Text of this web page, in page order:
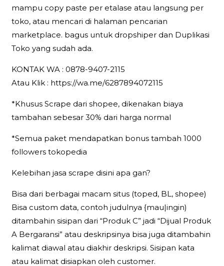
mampu copy paste per etalase atau langsung per
toko, atau mencari di halaman pencarian
marketplace. bagus untuk dropshiper dan Duplikasi
Toko yang sudah ada.
KONTAK WA : 0878-9407-2115
Atau Klik : https://wa.me/6287894072115
*Khusus Scrape dari shopee, dikenakan biaya
tambahan sebesar 30% dari harga normal
*Semua paket mendapatkan bonus tambah 1000
followers tokopedia
Kelebihan jasa scrape disini apa gan?
Bisa dari berbagai macam situs (toped, BL, shopee)
Bisa custom data, contoh judulnya {mau|ingin)
ditambahin sisipan dari “Produk C” jadi “Dijual Produk
A Bergaransi” atau deskripsinya bisa juga ditambahin
kalimat diawal atau diakhir deskripsi. Sisipan kata
atau kalimat disiapkan oleh customer.